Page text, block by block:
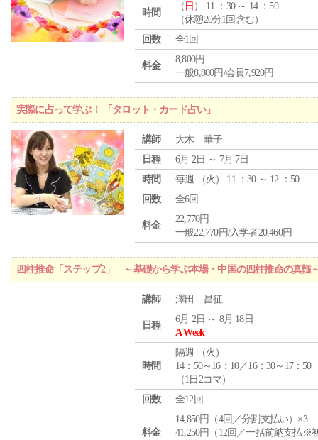
時間
（ 日 ） 11 ：30 ～ 14 ：50
（休憩20分1回含む）
回数
全1回
料金
8,800円
一般8,800円/会員7,920円
実際に占って学ぶ！ 「タロット・カード占い」
講師
大木 華子
日程
6月 2日 ～ 7月 7日
時間
毎週 （火 ） 11 ：30 ～ 12 ：50
回数
全6回
料金
22,770円
一般22,770円/入学者20,460円
四柱推命「ステップ2」 ～基礎から学ぶ本場・中国の四柱推命の真髄
講師 澤田 昌征
日程
6月 2日 ～ 8月 18日
A Week
時間
隔週 （火 ）
14：50～16：10／16：30～17：50
（1日2コマ）
回数
全12回
料金
14,850円（4回／分割支払い）×3
41,250円（12回／一括前納支払※